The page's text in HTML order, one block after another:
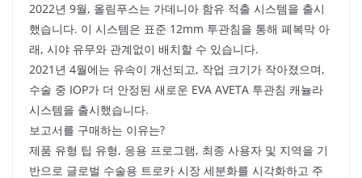
2022년 9월, 올림푸스는 가데니아 함유 적출 시스템을 출시
했습니다. 이 시스템은 표준 12mm 투관침을 통해 폐복막 아
래, 시야 유무와 관계없이 배치할 수 있습니다.
2021년 4월에는 유속이 개선되고, 작업 크기가 작아졌으며,
수술 중 IOP가 더 안정된 새로운 EVA AVETA 투관침 캐뉼라
시스템을 출시했습니다.
보고서를 구매하는 이유는?
제품 유형 팁 유형, 응용 프로그램, 최종 사용자 및 지역을 기
반으로 글로벌 수술용 트로카 시장 세분화를 시각화하고 주